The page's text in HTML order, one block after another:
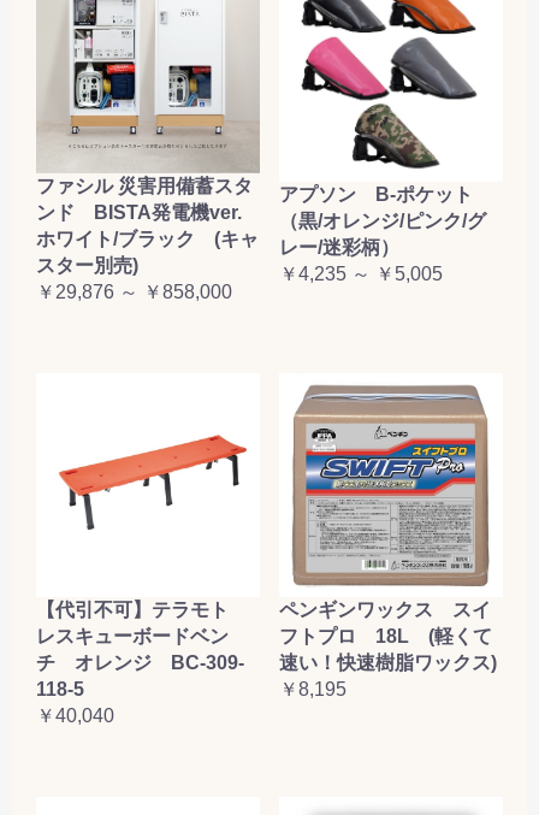
ファシル 災害用備蓄スタ
ンド BISTA発電機ver.
ホワイト/ブラック (キャ
スター別売)
￥29,876 ～ ￥858,000
アプソン B-ポケット
（黒/オレンジ/ピンク/グ
レー/迷彩柄）
￥4,235 ～ ￥5,005
【代引不可】テラモト
レスキューボードベン
チ オレンジ BC-309-
118-5
￥40,040
ペンギンワックス スイ
フトプロ 18L (軽くて
速い！快速樹脂ワックス)
￥8,195